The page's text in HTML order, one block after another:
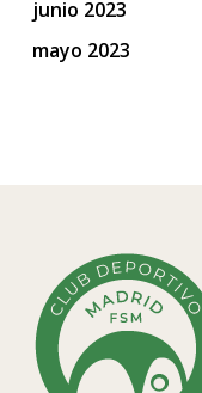
junio 2023
mayo 2023